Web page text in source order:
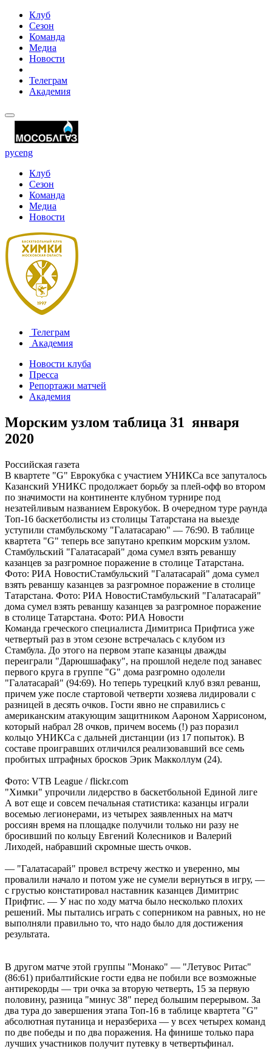
Клуб
Сезон
Команда
Медиа
Новости
Телеграм
Академия
русeng
Клуб
Сезон
Команда
Медиа
Новости
Телеграм
Академия
Новости клуба
Пресса
Репортажи матчей
Академия
Морским узлом таблица 31 января
2020
Российская газета
В квартете "G" Еврокубка с участием УНИКСа все запуталось
Казанский УНИКС продолжает борьбу за плей-офф во втором
по значимости на континенте клубном турнире под
незатейливым названием Еврокубок. В очередном туре раунда
Топ-16 баскетболисты из столицы Татарстана на выезде
уступили стамбульскому "Галатасараю" — 76:90. В таблице
квартета "G" теперь все запутано крепким морским узлом.
Стамбульский "Галатасарай" дома сумел взять реваншу
казанцев за разгромное поражение в столице Татарстана.
Фото: РИА НовостиСтамбульский "Галатасарай" дома сумел
взять реваншу казанцев за разгромное поражение в столице
Татарстана. Фото: РИА НовостиСтамбульский "Галатасарай"
дома сумел взять реваншу казанцев за разгромное поражение
в столице Татарстана. Фото: РИА Новости
Команда греческого специалиста Димитриса Прифтиса уже
четвертый раз в этом сезоне встречалась с клубом из
Стамбула. До этого на первом этапе казанцы дважды
переиграли "Дарюшшафаку", на прошлой неделе под занавес
первого круга в группе "G" дома разгромно одолели
"Галатасарай" (94:69). Но теперь турецкий клуб взял реванш,
причем уже после стартовой четверти хозяева лидировали с
разницей в десять очков. Гости явно не справились с
американским атакующим защитником Аароном Харрисоном,
который набрал 28 очков, причем восемь (!) раз поразил
кольцо УНИКСа с дальней дистанции (из 17 попыток). В
составе проигравших отличился реализовавший все семь
пробитых штрафных бросков Эрик Макколлум (24).
Фото: VTB League / flickr.com
"Химки" упрочили лидерство в баскетбольной Единой лиге
А вот еще и совсем печальная статистика: казанцы играли
восемью легионерами, из четырех заявленных на матч
россиян время на площадке получили только ни разу не
бросивший по кольцу Евгений Колесников и Валерий
Лиходей, набравший скромные шесть очков.
— "Галатасарай" провел встречу жестко и уверенно, мы
провалили начало и потом уже не сумели вернуться в игру, —
с грустью констатировал наставник казанцев Димитрис
Прифтис. — У нас по ходу матча было несколько плохих
решений. Мы пытались играть с соперником на равных, но не
выполняли правильно то, что надо было для достижения
результата.
В другом матче этой группы "Монако" — "Летувос Ритас"
(86:61) прибалтийские гости едва не побили все возможные
антирекорды — три очка за вторую четверть, 15 за первую
половину, разница "минус 38" перед большим перерывом. За
два тура до завершения этапа Топ-16 в таблице квартета "G"
абсолютная путаница и неразбериха — у всех четырех команд
по две победы и по два поражения. На финише только пара
лучших участников получит путевку в четвертьфинал.